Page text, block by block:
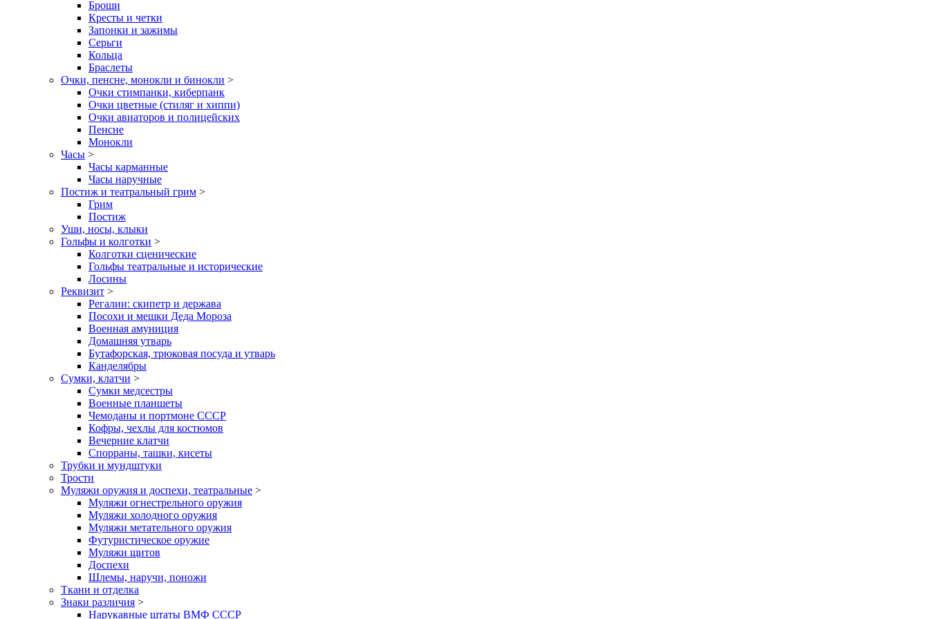
Броши
Кресты и четки
Запонки и зажимы
Серьги
Кольца
Браслеты
Очки, пенсне, монокли и бинокли >
Очки стимпанки, киберпанк
Очки цветные (стиляг и хиппи)
Очки авиаторов и полицейских
Пенсне
Монокли
Часы >
Часы карманные
Часы наручные
Постиж и театральный грим >
Грим
Постиж
Уши, носы, клыки
Гольфы и колготки >
Колготки сценические
Гольфы театральные и исторические
Лосины
Реквизит >
Регалии: скипетр и держава
Посохи и мешки Деда Мороза
Военная амуниция
Домашняя утварь
Бутафорская, трюковая посуда и утварь
Канделябры
Сумки, клатчи >
Сумки медсестры
Военные планшеты
Чемоданы и портмоне СССР
Кофры, чехлы для костюмов
Вечерние клатчи
Спорраны, ташки, кисеты
Трубки и мундштуки
Трости
Муляжи оружия и доспехи, театральные >
Муляжи огнестрельного оружия
Муляжи холодного оружия
Муляжи метательного оружия
Футуристическое оружие
Муляжи щитов
Доспехи
Шлемы, наручи, поножи
Ткани и отделка
Знаки различия >
Нарукавные штаты ВМФ СССР